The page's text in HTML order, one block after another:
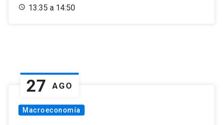
13:35 a 14:50
27 AGO
Macroeconomía